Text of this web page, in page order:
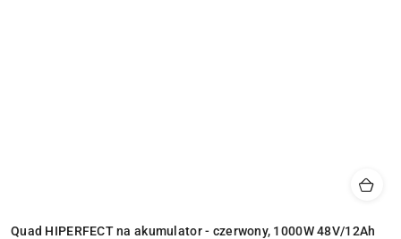
Quad HIPERFECT na akumulator - czerwony, 1000W 48V/12Ah